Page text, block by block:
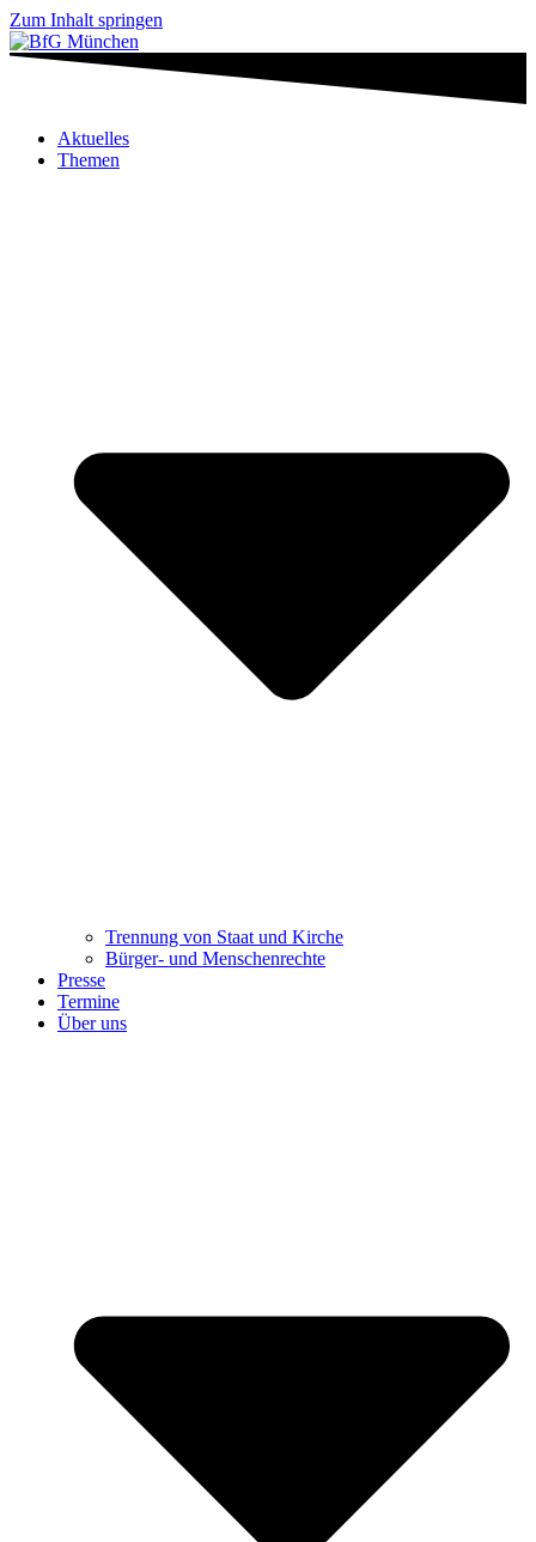
Zum Inhalt springen
Aktuelles
Themen
Trennung ​​​​​​​von Staat und Kirche
Bürger- und Menschenrechte
Presse
Termine
Über uns